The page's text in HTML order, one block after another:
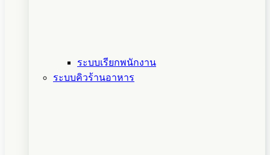
ระบบเรียกพนักงาน
ระบบคิวร้านอาหาร